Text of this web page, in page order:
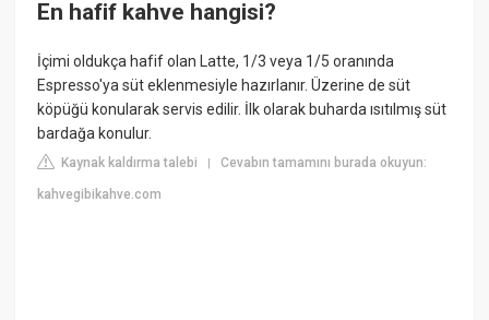
En hafif kahve hangisi?
İçimi oldukça hafif olan Latte, 1/3 veya 1/5 oranında
Espresso'ya süt eklenmesiyle hazırlanır. Üzerine de süt
köpüğü konularak servis edilir. İlk olarak buharda ısıtılmış süt
bardağa konulur.
Kaynak kaldırma talebi |Cevabın tamamını burada okuyun:
kahvegibikahve.com